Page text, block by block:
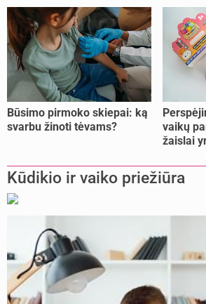
Būsimo pirmoko skiepai: ką
svarbu žinoti tėvams?
vaikų
žaislai
Kūdikio ir vaiko priežiūra